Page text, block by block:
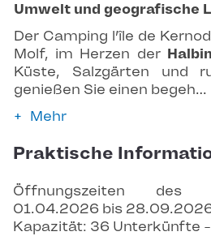
Umwelt und geografische
Der Camping l’île de
Molf, im Herzen der
Küste, Salzgärten und
genießen Sie einen begeh…
Mehr
Praktische
Öffnungszeiten des
01.04.2026 bis
Kapazität: 36 Unterkünfte